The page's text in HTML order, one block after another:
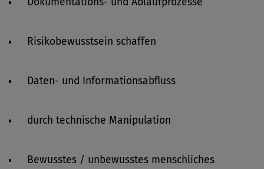
Risikobewusstsein schaffen
Daten- und Informationsabfluss
durch technische Manipulation
Bewusstes / unbewusstes menschliches